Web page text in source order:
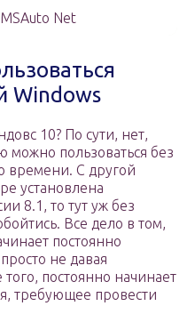
Net
Windows
10? По сути, нет,
можно пользоваться без
времени. С другой
установлена
8.1, то тут уж без
Все дело в том,
постоянно
не давая
постоянно начинает
требующее провести